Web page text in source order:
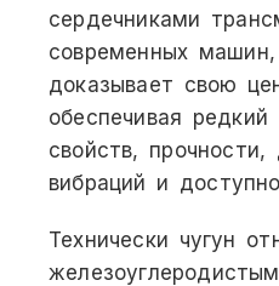
сердечниками
современных
доказывает свою
обеспечивая
свойств, прочности,
вибраций и
Технически чугун